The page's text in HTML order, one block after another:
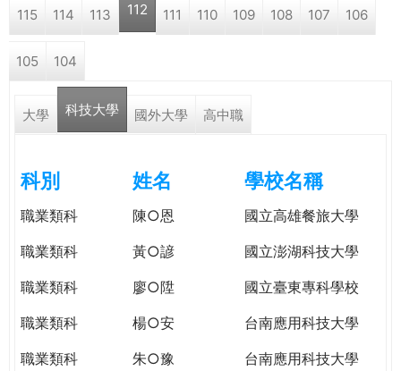
學
格。
a
r
e
r
e
115 114 113 112 111 110 109 108 107 106
105 104
大學 科技大學 國外大學 高中職
科別 姓名 學校名稱
職業類科 陳○恩
國立高雄餐旅大學
職業類科
黃○諺
國立澎湖科技大學
職業類科
廖○陞
國立臺東專科學校
職業類科
楊○安
台南應用科技大學
職業類科
朱○豫
台南應用科技大學